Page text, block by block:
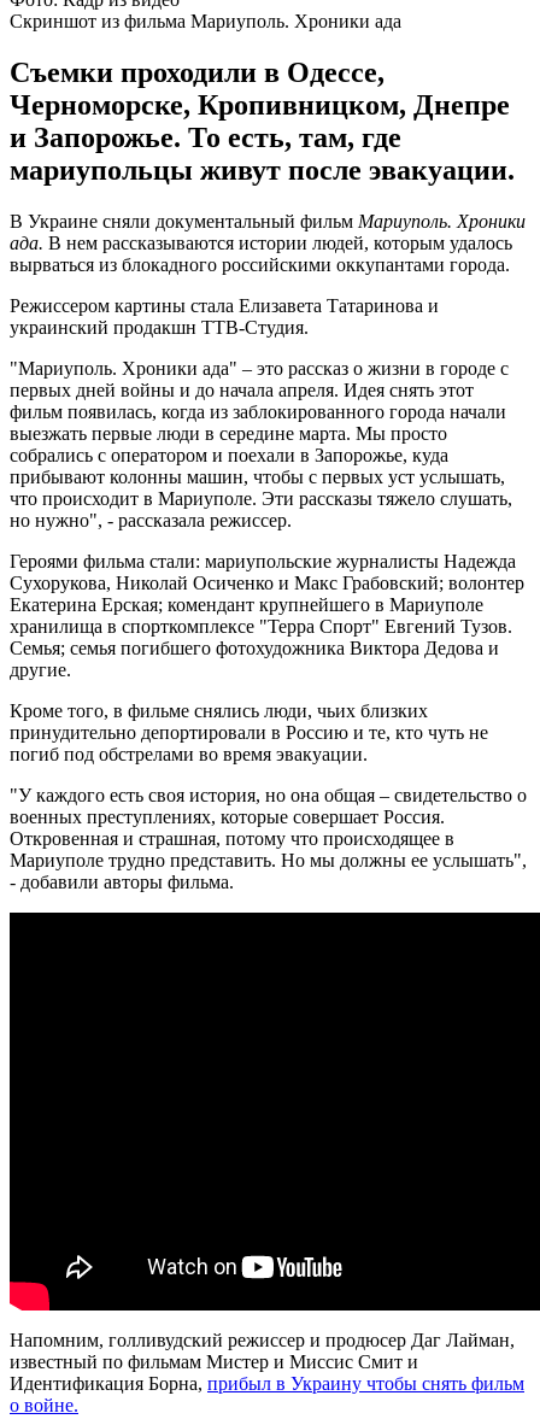
Скриншот из фильма Мариуполь. Хроники ада
Съемки проходили в Одессе,
Черноморске, Кропивницком, Днепре
и Запорожье. То есть, там, где
мариупольцы живут после эвакуации.
В Украине сняли документальный фильм Мариуполь. Хроники
ада. В нем рассказываются истории людей, которым удалось
вырваться из блокадного российскими оккупантами города.
Режиссером картины стала Елизавета Татаринова и
украинский продакшн ТТВ-Студия.
"Мариуполь. Хроники ада" – это рассказ о жизни в городе с
первых дней войны и до начала апреля. Идея снять этот
фильм появилась, когда из заблокированного города начали
выезжать первые люди в середине марта. Мы просто
собрались с оператором и поехали в Запорожье, куда
прибывают колонны машин, чтобы с первых уст услышать,
что происходит в Мариуполе. Эти рассказы тяжело слушать,
но нужно", - рассказала режиссер.
Героями фильма стали: мариупольские журналисты Надежда
Сухорукова, Николай Осиченко и Макс Грабовский; волонтер
Екатерина Ерская; комендант крупнейшего в Мариуполе
хранилища в спорткомплексе "Терра Спорт" Евгений Тузов.
Семья; семья погибшего фотохудожника Виктора Дедова и
другие.
Кроме того, в фильме снялись люди, чьих близких
принудительно депортировали в Россию и те, кто чуть не
погиб под обстрелами во время эвакуации.
"У каждого есть своя история, но она общая – свидетельство о
военных преступлениях, которые совершает Россия.
Откровенная и страшная, потому что происходящее в
Мариуполе трудно представить. Но мы должны ее услышать",
- добавили авторы фильма.
Напомним, голливудский режиссер и продюсер Даг Лайман,
известный по фильмам Мистер и Миссис Смит и
Идентификация Борна, прибыл в Украину чтобы снять фильм
о войне.